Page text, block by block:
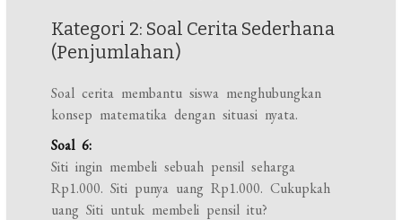
Kategori 2: Soal Cerita Sederhana
(Penjumlahan)
Soal cerita membantu siswa menghubungkan
konsep matematika dengan situasi nyata.
Soal 6:
Siti ingin membeli sebuah pensil seharga
Rp1.000. Siti punya uang Rp1.000. Cukupkah
uang Siti untuk membeli pensil itu?